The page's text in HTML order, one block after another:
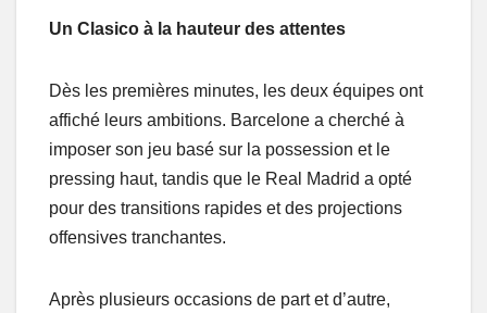
Un Clasico à la hauteur des attentes
Dès les premières minutes, les deux équipes ont
affiché leurs ambitions. Barcelone a cherché à
imposer son jeu basé sur la possession et le
pressing haut, tandis que le Real Madrid a opté
pour des transitions rapides et des projections
offensives tranchantes.
Après plusieurs occasions de part et d’autre,